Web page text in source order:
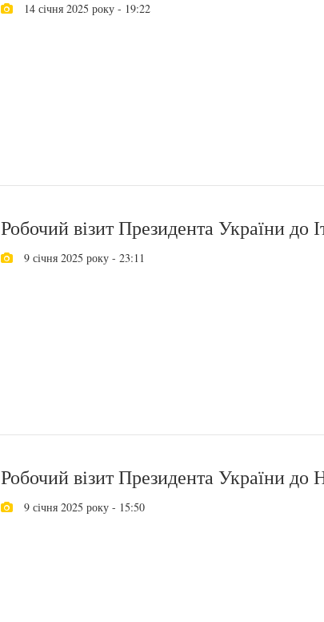
14 січня 2025 року - 19:22
Робочий візит Президента України до
9 січня 2025 року - 23:11
Робочий візит Президента України до
9 січня 2025 року - 15:50